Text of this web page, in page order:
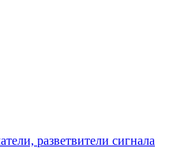
разветвители сигнала